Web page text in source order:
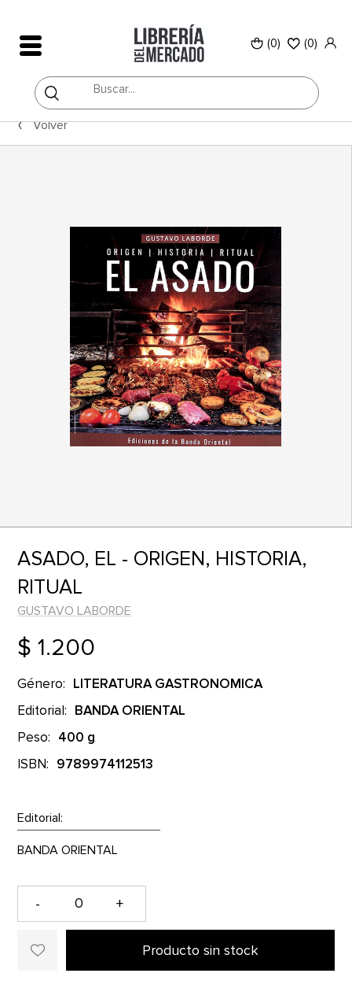
(0) (0)
Volver
ASADO, EL - ORIGEN, HISTORIA,
RITUAL
GUSTAVO LABORDE
$ 1.200
Género: LITERATURA GASTRONOMICA
Editorial: BANDA ORIENTAL
Peso: 400 g
ISBN: 9789974112513
Editorial:
- +
Producto sin stock